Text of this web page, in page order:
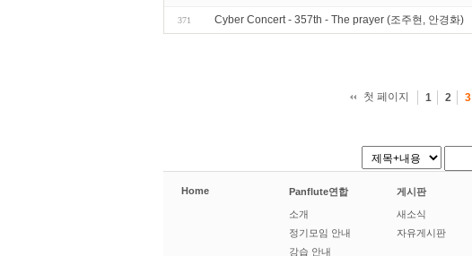
371 Cyber Concert - 357th - The prayer (조주현, 안경화)
첫 페이지 1 2 3
Home Panflute연합
소개
정기모임 안내
강습 안내
게시판
새소식
자유게시판